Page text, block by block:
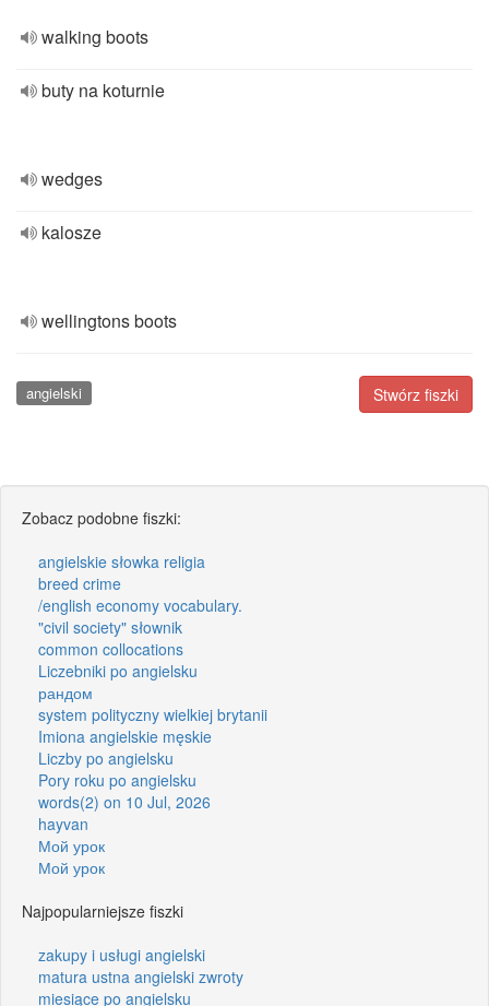
walking boots
buty na koturnie
wedges
kalosze
wellingtons boots
Stwórz fiszki
angielski
Zobacz podobne fiszki:
angielskie słowka religia
breed crime
/english economy vocabulary.
"civil society" słownik
common collocations
Liczebniki po angielsku
рандом
system polityczny wielkiej brytanii
Imiona angielskie męskie
Liczby po angielsku
Pory roku po angielsku
words(2) on 10 Jul, 2026
hayvan
Мой урок
Мой урок
Najpopularniejsze fiszki
zakupy i usługi angielski
matura ustna angielski zwroty
miesiące po angielsku